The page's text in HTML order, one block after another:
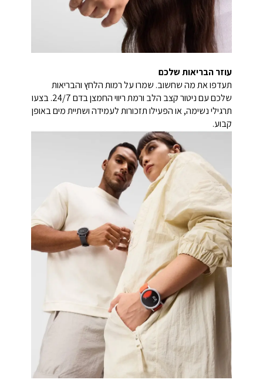
עוזר הבריאות שלכם
תעדפו את מה שחשוב. שמרו על רמות הלחץ והבריאות
שלכם עם ניטור קצב הלב ורמת ריווי החמצן בדם 24/7. בצעו
תרגילי נשימה, או הפעילו תזכורות לעמידה ושתיית מים באופן
קבוע.